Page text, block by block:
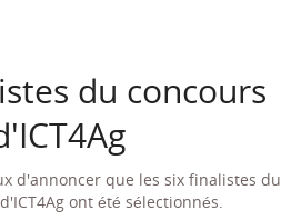
du concours
d'annoncer que les six finalistes du
ont été sélectionnés.